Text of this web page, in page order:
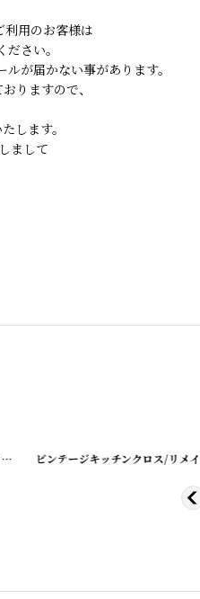
用のお客様は
さい。
が届かない事があります。
りますので、
します。
まして
ビンテージキッチンクロス/リメイクパンツ [220405-11]